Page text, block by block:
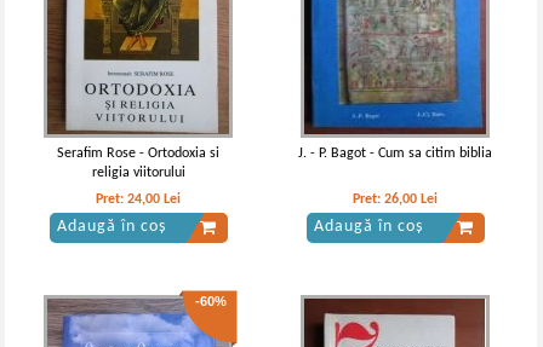
Serafim Rose - Ortodoxia si
religia viitorului
Pret:24,00 Lei
Adaugă în coș
J. - P. Bagot - Cum sa citim biblia
Pret:26,00 Lei
Adaugă în coș
-60%